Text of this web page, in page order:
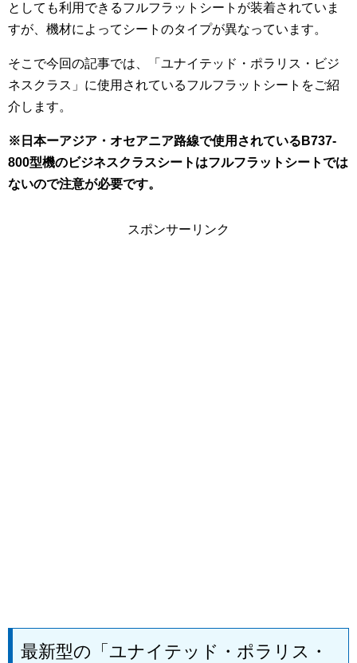
としても利用できるフルフラットシートが装着されていま
すが、機材によってシートのタイプが異なっています。
そこで今回の記事では、「ユナイテッド・ポラリス・ビジ
ネスクラス」に使用されているフルフラットシートをご紹
介します。
※日本ーアジア・オセアニア路線で使用されているB737-
800型機のビジネスクラスシートはフルフラットシートでは
ないので注意が必要です。
スポンサーリンク
最新型の「ユナイテッド・ポラリス・